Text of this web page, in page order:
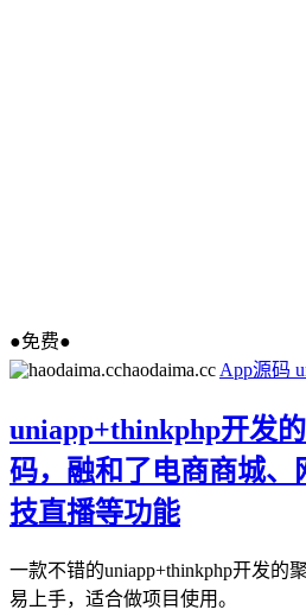
●免费●
haodaima.cc App源码
uniapp+thinkphp开发
码，融和了电商商城、
技直播等功能
一款不错的uniapp+thinkphp开发的
易上手，适合做项目使用。